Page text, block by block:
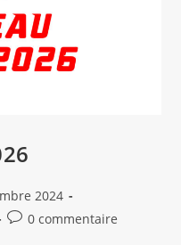
2024
Commentaires
0 commentaire